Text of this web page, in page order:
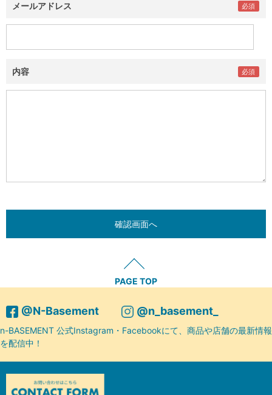
メールアドレス
内容
PAGE TOP
@N-Basement @n_basement_
n-BASEMENT 公式Instagram・Facebookにて、商品や店舗の最新情報
を配信中！